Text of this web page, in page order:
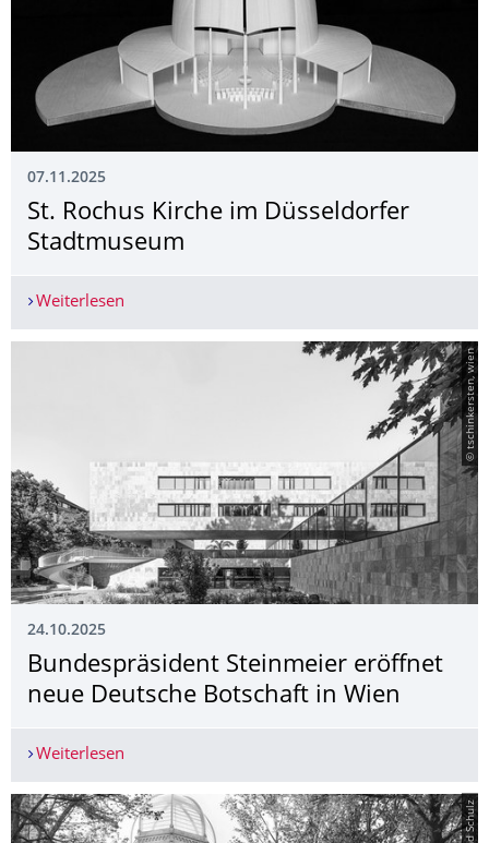
07.11.2025
St. Rochus Kirche im Düsseldorfer
Stadtmuseum
Weiterlesen
© tschinkersten, wien
24.10.2025
­Bundespräsident Steinmeier eröffnet
neue Deutsche Botschaft in Wien
Weiterlesen